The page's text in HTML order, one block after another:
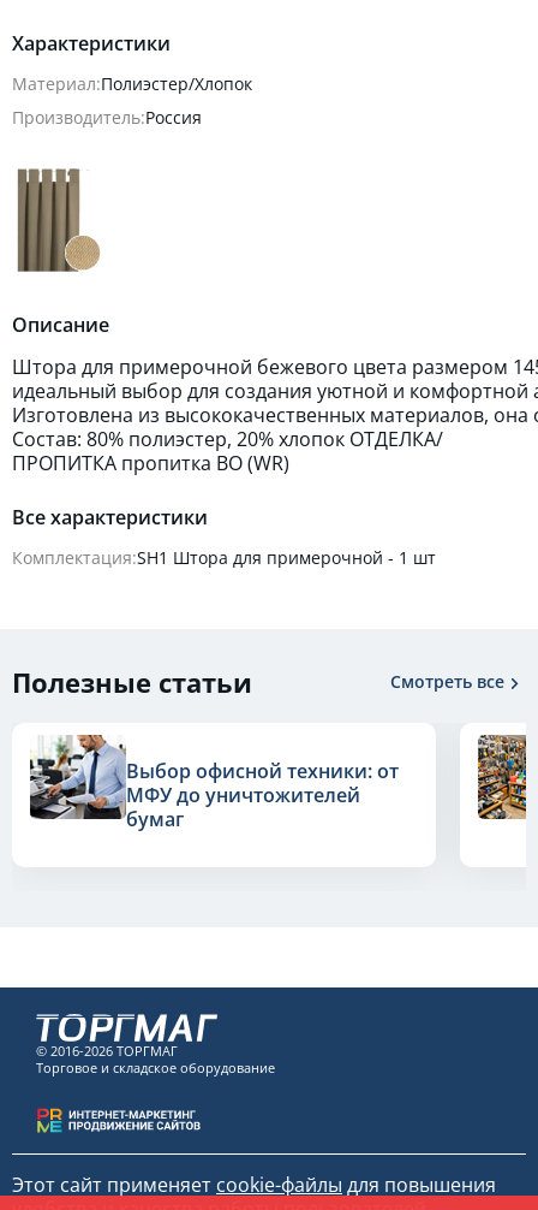
Характеристики
Материал:Полиэстер/Хлопок
Производитель:Россия
Описание
Штора для примерочной бежевого цвета размером
идеальный выбор для создания уютной и
Изготовлена из высококачественных материалов,
Состав: 80% полиэстер, 20% хлопок ОТДЕЛКА/
ПРОПИТКА пропитка ВО (WR)
Все характеристики
Комплектация:SH1 Штора для примерочной - 1 шт
Полезные статьи Смотреть все
Выбор офисной техники: от
МФУ до уничтожителей
бумаг
© 2016-2026 ТОРГМАГ
Торговое и складское оборудование
Этот сайт применяет cookie-файлы для повышения